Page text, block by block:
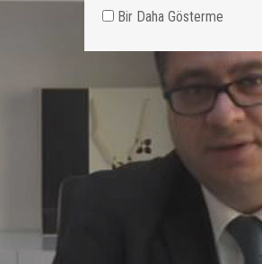
Bir Daha Gösterme